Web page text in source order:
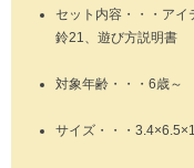
セット内容・・・アイ
鈴21、遊び方説明書
対象年齢・・・6歳～
サイズ・・・